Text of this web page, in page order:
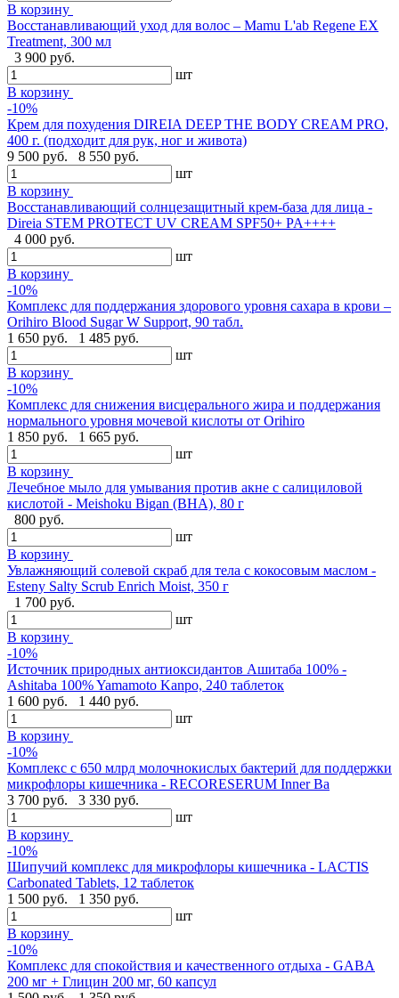
В корзину
Восстанавливающий уход для волос – Mamu L'ab Regene EX
Treatment, 300 мл
3 900 руб.
шт
В корзину
-10%
Крем для похудения DIREIA DEEP THE BODY CREAM PRO,
400 г. (подходит для рук, ног и живота)
9 500 руб.
8 550 руб.
шт
В корзину
Восстанавливающий солнцезащитный крем-база для лица -
Direia STEM PROTECT UV CREAM SPF50+ PA++++
4 000 руб.
шт
В корзину
-10%
Комплекс для поддержания здорового уровня сахара в крови –
Orihiro Blood Sugar W Support, 90 табл.
1 650 руб.
1 485 руб.
шт
В корзину
-10%
Комплекс для снижения висцерального жира и поддержания
нормального уровня мочевой кислоты от Orihiro
1 850 руб.
1 665 руб.
шт
В корзину
Лечебное мыло для умывания против акне с салициловой
кислотой - Meishoku Bigan (BHA), 80 г
800 руб.
шт
В корзину
Увлажняющий солевой скраб для тела с кокосовым маслом -
Esteny Salty Scrub Enrich Moist, 350 г
1 700 руб.
шт
В корзину
-10%
Источник природных антиоксидантов Ашитаба 100% -
Ashitaba 100% Yamamoto Kanpo, 240 таблеток
1 600 руб.
1 440 руб.
шт
В корзину
-10%
Комплекс с 650 млрд молочнокислых бактерий для поддержки
микрофлоры кишечника - RECORESERUM Inner Ba
3 700 руб.
3 330 руб.
шт
В корзину
-10%
Шипучий комплекс для микрофлоры кишечника - LACTIS
Carbonated Tablets, 12 таблеток
1 500 руб.
1 350 руб.
шт
В корзину
-10%
Комплекс для спокойствия и качественного отдыха - GABA
200 мг + Глицин 200 мг, 60 капсул